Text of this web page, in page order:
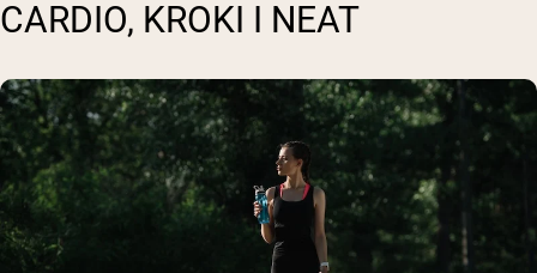
CARDIO, KROKI I NEAT